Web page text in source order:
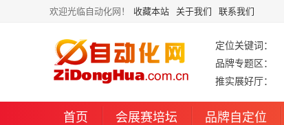
欢迎光临自动化网！ 收藏本站 关于我们 联系我们
定位关键词：
品牌专题区：
推实展好厅：
首页 会展赛培坛 品牌自定位